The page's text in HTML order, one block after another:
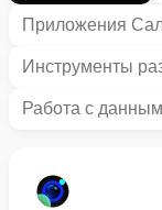
Приложения
Инструменты
Работа с